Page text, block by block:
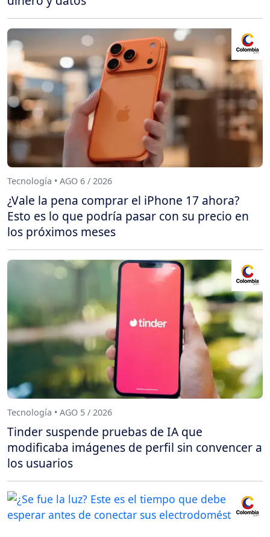
Tecnología • AGO 6 / 2026
¿Vale la pena comprar el iPhone 17 ahora?
Esto es lo que podría pasar con su precio en
los próximos meses
Tecnología • AGO 5 / 2026
Tinder suspende pruebas de IA que
modificaba imágenes de perfil sin convencer a
los usuarios